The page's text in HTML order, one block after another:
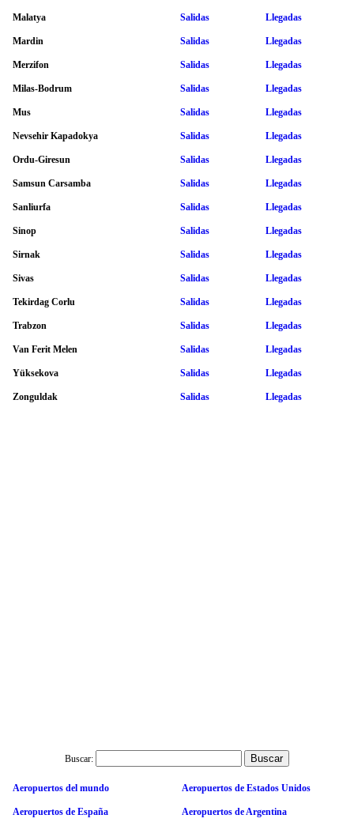
Malatya Salidas Llegadas
Mardin Salidas Llegadas
Merzifon Salidas Llegadas
Milas-Bodrum Salidas Llegadas
Mus Salidas Llegadas
Nevsehir Kapadokya Salidas Llegadas
Ordu-Giresun Salidas Llegadas
Samsun Carsamba Salidas Llegadas
Sanliurfa Salidas Llegadas
Sinop Salidas Llegadas
Sirnak Salidas Llegadas
Sivas Salidas Llegadas
Tekirdag Corlu Salidas Llegadas
Trabzon Salidas Llegadas
Van Ferit Melen Salidas Llegadas
Yüksekova Salidas Llegadas
Zonguldak Salidas Llegadas
Buscar:
Aeropuertos del mundo Aeropuertos de Estados Unidos
Aeropuertos de España Aeropuertos de Argentina